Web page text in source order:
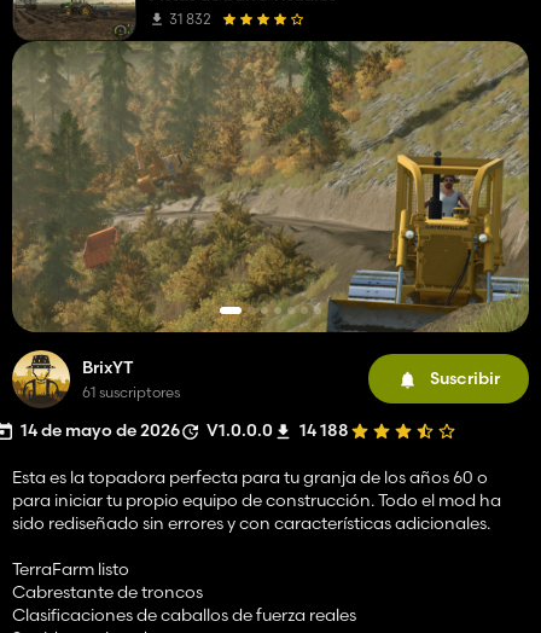
BrixYT
61 suscriptores
Suscribir
14 de mayo de 2026 V1.0.0.0 14 188
Esta es la topadora perfecta para tu granja de los años 60 o
para iniciar tu propio equipo de construcción. Todo el mod ha
sido rediseñado sin errores y con características adicionales.
TerraFarm listo
Cabrestante de troncos
Clasificaciones de caballos de fuerza reales
31 832